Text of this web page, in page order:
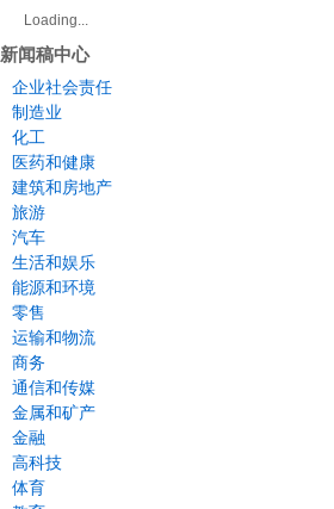
Loading...
新闻稿中心
企业社会责任
制造业
化工
医药和健康
建筑和房地产
旅游
汽车
生活和娱乐
能源和环境
零售
运输和物流
商务
通信和传媒
金属和矿产
金融
高科技
体育